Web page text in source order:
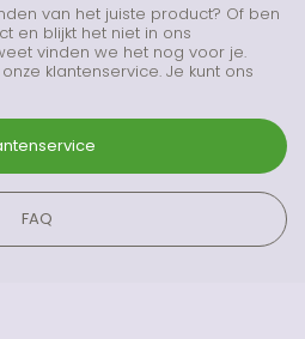
van het juiste product? Of ben
en blijkt het niet in ons
vinden we het nog voor je.
klantenservice. Je kunt ons
FAQ